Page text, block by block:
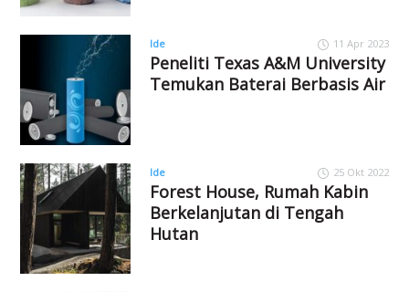
Ide 11 Apr 2023
Peneliti Texas A&M University
Temukan Baterai Berbasis Air
Ide 25 Okt 2022
Forest House, Rumah Kabin
Berkelanjutan di Tengah
Hutan